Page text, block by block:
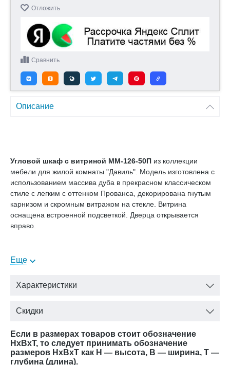
Отложить
Сравнить
Описание
Угловой шкаф с витриной ММ-126-50П из коллекции
мебели для жилой комнаты "Давиль". Модель изготовлена с
использованием массива дуба в прекрасном классическом
стиле с легким с оттенком Прованса, декорирована гнутым
карнизом и скромным витражом на стекле. Витрина
оснащена встроенной подсветкой. Дверца открывается
вправо.
Давиль - богатая коллекция выполненных в единой
стилистике витрин, книжных шкафов, шкафов для одежды,
тумб позволяет обставить мебелью различные комнаты:
ящиков, декоративные бруски, рамы каркаса, бруски цоколя,
Цвет: медовый дуб+золотая патина
Золочение— излюбленный вид отделки мебели с давних
Еще
Характеристики
Скидки
Если в размерах товаров стоит обозначение
HxBxT, то следует принимать обозначение
размеров HxBxT как H — высота, B — ширина, T —
глубина (длина).